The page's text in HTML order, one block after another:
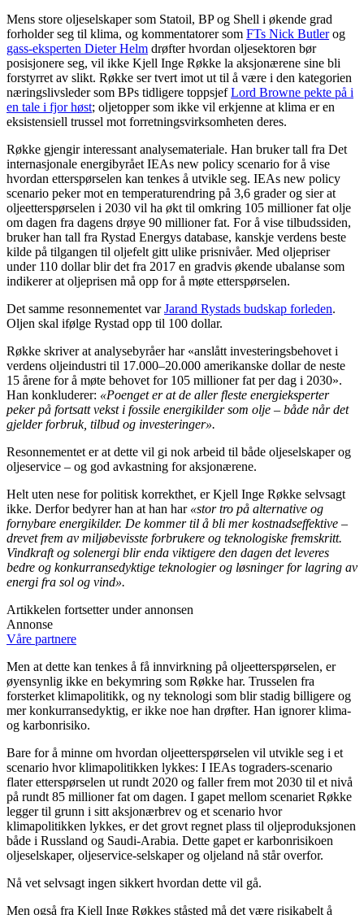
Mens store oljeselskaper som Statoil, BP og Shell i økende grad
forholder seg til klima, og kommentatorer som FTs Nick Butlerog
gass-eksperten Dieter Helm drøfter hvordan oljesektoren bør
posisjonere seg, vil ikke Kjell Inge Røkke la aksjonærene sine bli
forstyrret av slikt. Røkke ser tvert imot ut til å være i den kategorien
næringslivsleder som BPs tidligere toppsjefLord Browne pekte på i
en tale i fjor høst; oljetopper som ikke vil erkjenne at klima er en
eksistensiell trussel mot forretningsvirksomheten deres.
Røkke gjengir interessant analysemateriale. Han bruker tall fra Det
internasjonale energibyrået IEAs new policy scenario for å vise
hvordan etterspørselen kan tenkes å utvikle seg. IEAs new policy
scenario peker mot en temperaturendring på 3,6 grader og sier at
oljeetterspørselen i 2030 vil ha økt til omkring 105 millioner fat olje
om dagen fra dagens drøye 90 millioner fat. For å vise tilbudssiden,
bruker han tall fra Rystad Energys database, kanskje verdens beste
kilde på tilgangen til oljefelt gitt ulike prisnivåer. Med oljepriser
under 110 dollar blir det fra 2017 en gradvis økende ubalanse som
indikerer at oljeprisen må opp for å møte etterspørselen.
Det samme resonnementet varJarand Rystads budskap forleden.
Oljen skal ifølge Rystad opp til 100 dollar.
Røkke skriver at analysebyråer har «anslått investeringsbehovet i
verdens oljeindustri til 17.000–20.000 amerikanske dollar de neste
15 årene for å møte behovet for 105 millioner fat per dag i 2030».
Han konkluderer: «Poenget er at de aller fleste energieksperter
peker på fortsatt vekst i fossile energikilder som olje – både når det
gjelder forbruk, tilbud og investeringer».
Resonnementet er at dette vil gi nok arbeid til både oljeselskaper og
oljeservice – og god avkastning for aksjonærene.
Helt uten nese for politisk korrekthet, er Kjell Inge Røkke selvsagt
ikke. Derfor bedyrer han at han har «stor tro på alternative og
fornybare energikilder. De kommer til å bli mer kostnadseffektive –
drevet frem av miljøbevisste forbrukere og teknologiske fremskritt.
Vindkraft og solenergi blir enda viktigere den dagen det leveres
bedre og konkurransedyktige teknologier og løsninger for lagring av
energi fra sol og vind».
Artikkelen fortsetter under annonsen
Annonse
Våre partnere
Men at dette kan tenkes å få innvirkning på oljeetterspørselen, er
øyensynlig ikke en bekymring som Røkke har. Trusselen fra
forsterket klimapolitikk, og ny teknologi som blir stadig billigere og
mer konkurransedyktig, er ikke noe han drøfter. Han ignorer klima-
og karbonrisiko.
Bare for å minne om hvordan oljeetterspørselen vil utvikle seg i et
scenario hvor klimapolitikken lykkes: I IEAs tograders-scenario
flater etterspørselen ut rundt 2020 og faller frem mot 2030 til et nivå
på rundt 85 millioner fat om dagen. I gapet mellom scenariet Røkke
legger til grunn i sitt aksjonærbrev og et scenario hvor
klimapolitikken lykkes, er det grovt regnet plass til oljeproduksjonen
både i Russland og Saudi-Arabia. Dette gapet er karbonrisikoen
oljeselskaper, oljeservice-selskaper og oljeland nå står overfor.
Nå vet selvsagt ingen sikkert hvordan dette vil gå.
Men også fra Kjell Inge Røkkes ståsted må det være risikabelt å